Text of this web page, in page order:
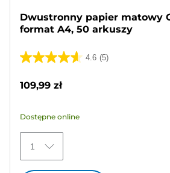
Dwustronny papier matowy
format A4, 50 arkuszy
4.6 (5)
4.6
5
Recenzji
109,99 zł
Dostępne online
1